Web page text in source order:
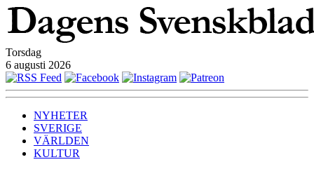
Torsdag
6 augusti 2026
NYHETER
SVERIGE
VÄRLDEN
KULTUR